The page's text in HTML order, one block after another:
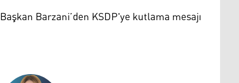
Başkan Barzani’den KSDP'ye kutlama mesajı